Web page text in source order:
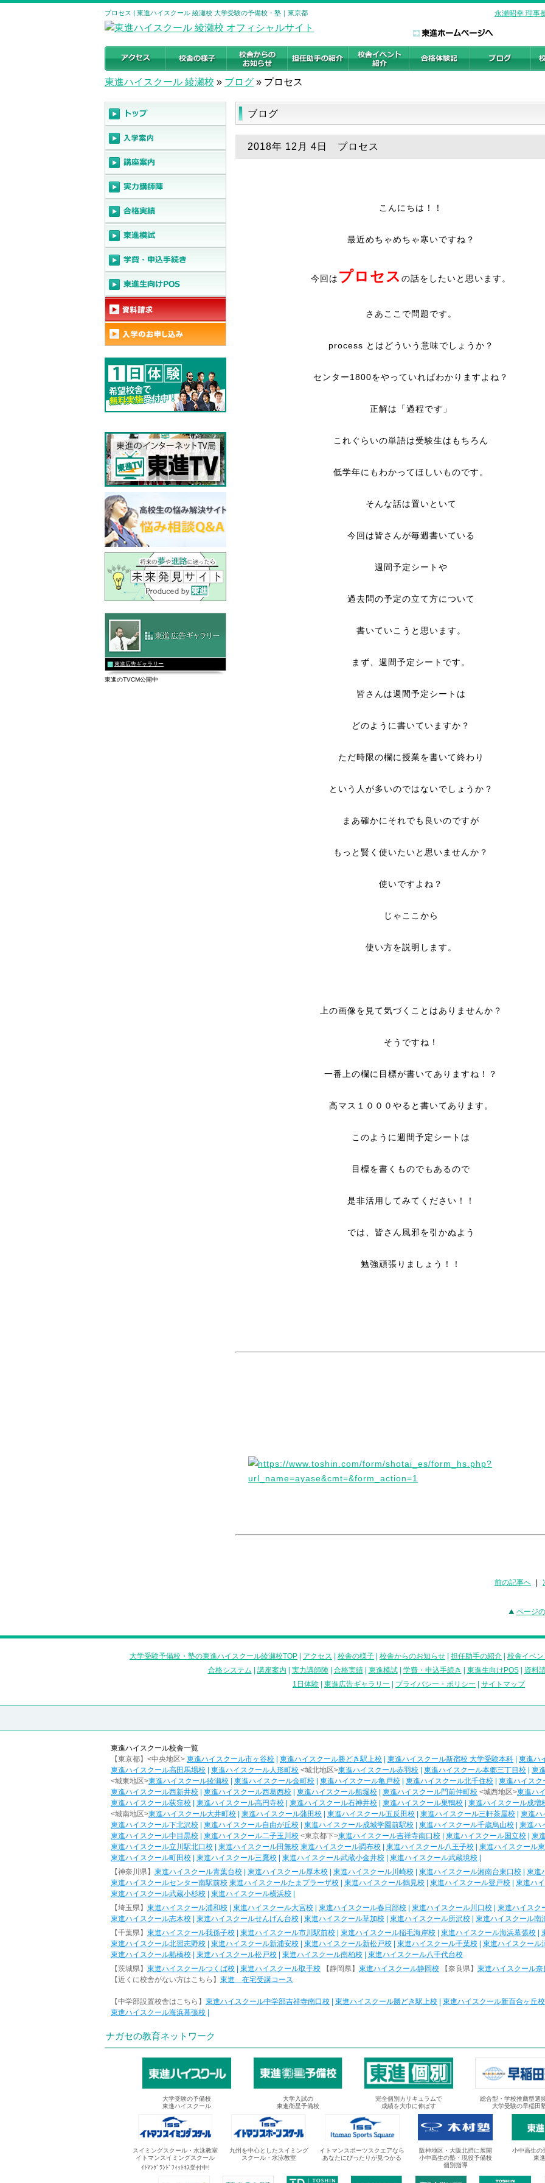
プロセス | 東進ハイスクール 綾瀬校 大学受験の予備校・塾｜東京都 永瀬昭幸 理事
東進ハイスクール 綾瀬校 » ブログ » プロセス
ブログ
2018年 12月 4日 プロセス
こんにちは！！
最近めちゃめちゃ寒いですね？
今回は プロセス の話をしたいと思います。
さあここで問題です。
process とはどういう意味でしょうか？
センター1800をやっていればわかりますよね？
正解は「過程です」
これぐらいの単語は受験生はもちろん
低学年にもわかってほしいものです。
そんな話は置いといて
今回は皆さんが毎週書いている
週間予定シートや
過去問の予定の立て方について
書いていこうと思います。
まず、週間予定シートです。
皆さんは週間予定シートは
どのように書いていますか？
ただ時限の欄に授業を書いて終わり
という人が多いのではないでしょうか？
まあ確かにそれでも良いのですが
もっと賢く使いたいと思いませんか？
使いですよね？
じゃここから
使い方を説明します。
上の画像を見て気づくことはありませんか？
そうですね！
一番上の欄に目標が書いてありますね！？
高マス１０００やると書いてあります。
このように週間予定シートは
目標を書くものでもあるので
是非活用してみてください！！
では、皆さん風邪を引かぬよう
勉強頑張りましょう！！
前の記事へ
ページ
東進広告ギャラリー
東進のTVCM公開中
大学受験予備校・塾の東進ハイスクール綾瀬校TOP アクセス 校舎の様子 校舎からのお知らせ 担任助手の紹介 校舎イベ
合格システム
講座案内 実力講師陣| 合格実績| 東進模試| 学費・申込手続き 東進生向けPOS| 資料
1日体験
東進広告ギャラリー プライバシー・ポリシー サイトマップ
東進ハイスクール校舎一覧
【東京都】<中央地区> 東進ハイスクール市ヶ谷校 東進ハイスクール勝どき駅上校 東進ハイスクール新宿校 大学受験本科 東進ハ
東進ハイスクール高田馬場校
東進ハイスクール人形町校 <城北地区>東進ハイスクール赤羽校 東進ハイスクール本郷三丁目校
東
<城東地区>東進ハイスクール綾瀬校 東進ハイスクール金町校 東進ハイスクール亀戸校 東進ハイスクール北千住校 東進ハイスク
東進ハイスクール西新井校
東進ハイスクール西葛西校 東進ハイスクール船堀校 東進ハイスクール門前仲町校 <城西地区>東進ハ
東進ハイスクール荻窪校
東進ハイスクール高円寺校 東進ハイスクール石神井校 東進ハイスクール巣鴨校 東進ハイスクール成増
<城南地区>東進ハイスクール大井町校 東進ハイスクール蒲田校 東進ハイスクール五反田校 東進ハイスクール三軒茶屋校 東進ハ
東進ハイスクール下北沢校
東進ハイスクール自由が丘校 東進ハイスクール成城学園前駅校 東進ハイスクール千歳烏山校
東進ハ
東進ハイスクール中目黒校
東進ハイスクール二子玉川校 <東京都下>東進ハイスクール吉祥寺南口校 東進ハイスクール国立校 東
東進ハイスクール立川駅北口校
東進ハイスクール田無校 東進ハイスクール調布校 東進ハイスクール八王子校 東進ハイスクール
東進ハイスクール町田校
東進ハイスクール三鷹校 東進ハイスクール武蔵小金井校 東進ハイスクール武蔵境校
【神奈川県】 東進ハイスクール青葉台校 東進ハイスクール厚木校 東進ハイスクール川崎校 東進ハイスクール湘南台東口校 東進
東進ハイスクールセンター南駅前校 東進ハイスクールたまプラーザ校 東進ハイスクール鶴見校 東進ハイスクール登戸校 東進ハ
東進ハイスクール武蔵小杉校
東進ハイスクール横浜校
【埼玉県】 東進ハイスクール浦和校 東進ハイスクール大宮校 東進ハイスクール春日部校 東進ハイスクール川口校 東進ハイスク
東進ハイスクール志木校
東進ハイスクールせんげん台校 東進ハイスクール草加校 東進ハイスクール所沢校 東進ハイスクール南
【千葉県】 東進ハイスクール我孫子校 東進ハイスクール市川駅前校 東進ハイスクール稲毛海岸校 東進ハイスクール海浜幕張校
東進ハイスクール北習志野校
東進ハイスクール新浦安校 東進ハイスクール新松戸校 東進ハイスクール千葉校 東進ハイスクール
東進ハイスクール船橋校
東進ハイスクール松戸校 東進ハイスクール南柏校
東進ハイスクール八千代台校
【茨城県】 東進ハイスクールつくば校 東進ハイスクール取手校 【静岡県】 東進ハイスクール静岡校 【奈良県】 東進ハイスクール奈
【近くに校舎がない方はこちら】 東進 在宅受講コース
【中学部設置校舎はこちら】 東進ハイスクール中学部吉祥寺南口校 東進ハイスクール勝どき駅上校 東進ハイスクール新百合ヶ丘校
東進ハイスクール海浜幕張校
ナガセの教育ネットワーク
大学受験の予備校
東進ハイスクール
大学入試の
東進衛星予備校
完全個別カリキュラムで
成績を大巾に伸ばす
総合型・学校推薦型選
大学受験の早稲田
スイミングスクール・水泳教室
イトマンスイミングスクール
ｲﾄﾏﾝｸﾞﾗﾝﾄﾞﾌｨｯﾄﾈｽ受付中!
九州を中心としたスイミング
スクール・水泳教室
イトマンスポーツスクエアなら
あなたにぴったりが見つかる
阪神地区・大阪北摂に展開
小中高生の塾・現役予備校
個別指導
小中高生の
東